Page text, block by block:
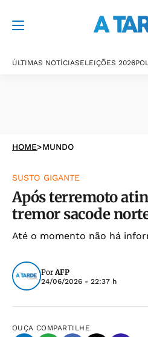
ÚLTIMAS NOTÍCIASELEIÇÕES 2026
HOME>MUNDO
SUSTO GIGANTE
Após terremoto
tremor sacode
Até o momento não há
PorAFP
24/06/2026 - 22:37 h
OUÇA COMPARTILHE